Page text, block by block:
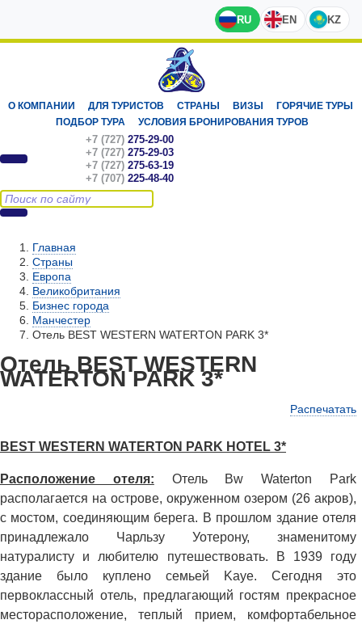
RU EN KZ
О КОМПАНИИ ДЛЯ ТУРИСТОВ СТРАНЫ ВИЗЫ
ГОРЯЧИЕ ТУРЫ
ПОДБОР ТУРА
УСЛОВИЯ БРОНИРОВАНИЯ ТУРОВ
+7 (727) 275-29-00
+7 (727) 275-29-03
+7 (727) 275-63-19
+7 (707) 225-48-40
Главная
Страны
Европа
Великобритания
Бизнес города
Манчестер
Отель BEST WESTERN WATERTON PARK 3*
Отель BEST WESTERN
WATERTON PARK 3*
Распечатать
BEST WESTERN WATERTON PARK HOTEL 3*
Расположение отеля: Отель Bw Waterton Park
располагается на острове, окруженном озером (26 акров),
с мостом, соединяющим берега. В прошлом здание отеля
принадлежало Чарльзу Уотерону, знаменитому
натуралисту и любителю путешествовать. В 1939 году
здание было куплено семьей Kaye. Сегодня это
первоклассный отель, предлагающий гостям прекрасное
месторасположение, теплый прием, комфортабельное